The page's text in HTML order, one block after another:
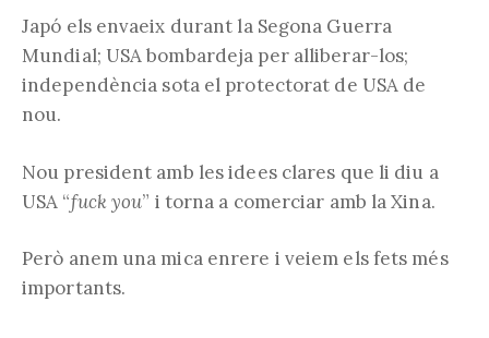
Japó els envaeix durant la Segona Guerra
Mundial; USA bombardeja per alliberar-los;
independència sota el protectorat de USA de
nou.
Nou president amb les idees clares que li diu a
USA “fuck you” i torna a comerciar amb la Xina.
Però anem una mica enrere i veiem els fets més
importants.